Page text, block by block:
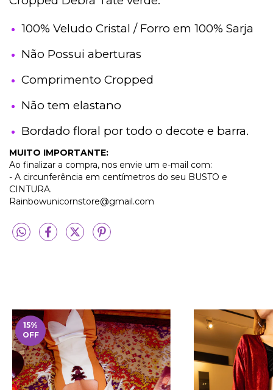
100% Veludo Cristal / Forro em 100% Sarja
Não Possui aberturas
Comprimento Cropped
Não tem elastano
Bordado floral por todo o decote e barra.
MUITO IMPORTANTE:
Ao finalizar a compra, nos envie um e-mail com:
- A circunferência em centímetros do seu BUSTO e
CINTURA.
Rainbowunicornstore@gmail.com
15%
OFF